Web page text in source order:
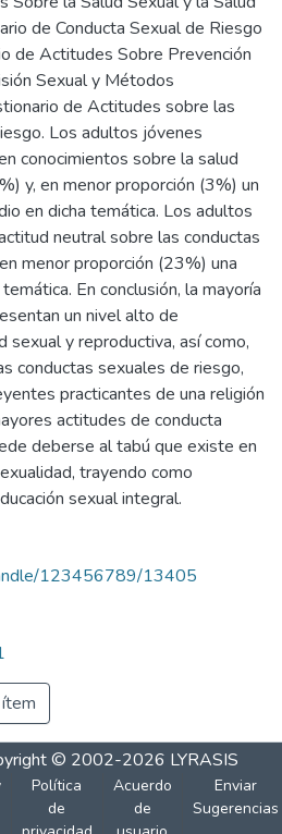
de Conducta Sexual de Riesgo
de Actitudes Sobre Prevención
Sexual y Métodos
de Actitudes sobre las
Los adultos jóvenes
conocimientos sobre la salud
y, en menor proporción (3%) un
en dicha temática. Los adultos
neutral sobre las conductas
menor proporción (23%) una
En conclusión, la mayoría
un nivel alto de
sexual y reproductiva, así como,
conductas sexuales de riesgo,
practicantes de una religión
actitudes de conducta
deberse al tabú que existe en
trayendo como
sexual integral.
123456789/13405
© 2002-2026 LYRASIS
Política
de
Acuerdo
de
Enviar
Sugerencias